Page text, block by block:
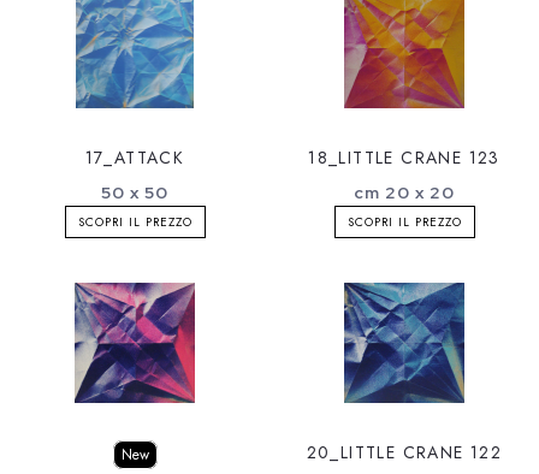
17_ATTACK
50 x 50
SCOPRI IL PREZZO
18_LITTLE CRANE 123
cm 20 x 20
SCOPRI IL PREZZO
New 20_LITTLE CRANE 122